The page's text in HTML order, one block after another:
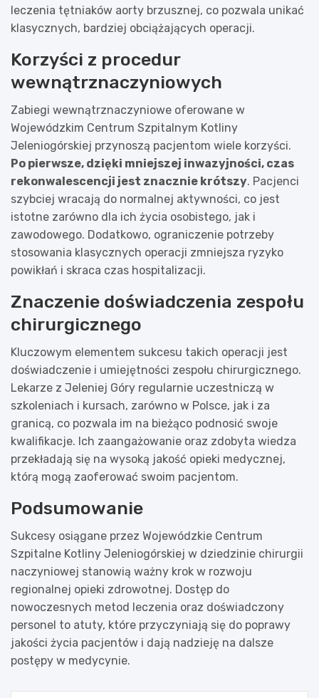
leczenia tętniaków aorty brzusznej, co pozwala unikać
klasycznych, bardziej obciążających operacji.
Korzyści z procedur
wewnątrznaczyniowych
Zabiegi wewnątrznaczyniowe oferowane w
Wojewódzkim Centrum Szpitalnym Kotliny
Jeleniogórskiej przynoszą pacjentom wiele korzyści.
Po pierwsze, dzięki mniejszej inwazyjności, czas
rekonwalescencji jest znacznie krótszy. Pacjenci
szybciej wracają do normalnej aktywności, co jest
istotne zarówno dla ich życia osobistego, jak i
zawodowego. Dodatkowo, ograniczenie potrzeby
stosowania klasycznych operacji zmniejsza ryzyko
powikłań i skraca czas hospitalizacji.
Znaczenie doświadczenia zespołu
chirurgicznego
Kluczowym elementem sukcesu takich operacji jest
doświadczenie i umiejętności zespołu chirurgicznego.
Lekarze z Jeleniej Góry regularnie uczestniczą w
szkoleniach i kursach, zarówno w Polsce, jak i za
granicą, co pozwala im na bieżąco podnosić swoje
kwalifikacje. Ich zaangażowanie oraz zdobyta wiedza
przekładają się na wysoką jakość opieki medycznej,
którą mogą zaoferować swoim pacjentom.
Podsumowanie
Sukcesy osiągane przez Wojewódzkie Centrum
Szpitalne Kotliny Jeleniogórskiej w dziedzinie chirurgii
naczyniowej stanowią ważny krok w rozwoju
regionalnej opieki zdrowotnej. Dostęp do
nowoczesnych metod leczenia oraz doświadczony
personel to atuty, które przyczyniają się do poprawy
jakości życia pacjentów i dają nadzieję na dalsze
postępy w medycynie.